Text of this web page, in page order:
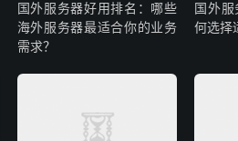
国外服务器好用排名：哪些
海外服务器最适合你的业务
需求？
国外服
何选择